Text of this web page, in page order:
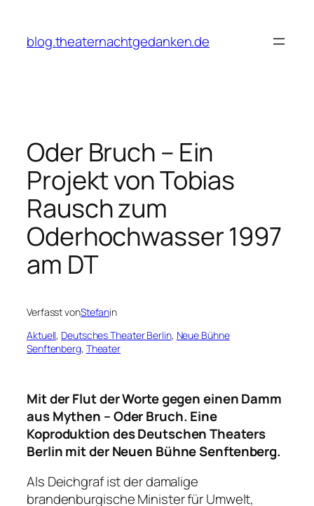
springen
blog.theaternachtgedanken.de
Oder Bruch – Ein
Projekt von Tobias
Rausch zum
Oderhochwasser 1997
am DT
Verfasst vonStefanin
Aktuell, Deutsches Theater Berlin, Neue Bühne
Senftenberg, Theater
Mit der Flut der Worte gegen einen Damm
aus Mythen – Oder Bruch. Eine
Koproduktion des Deutschen Theaters
Berlin mit der Neuen Bühne Senftenberg.
Als Deichgraf ist der damalige
brandenburgische Minister für Umwelt,